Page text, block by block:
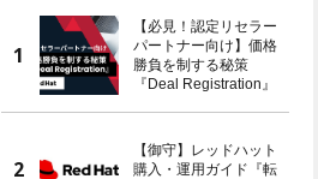
【必見！認定リセラー
パートナー向け】価格
勝負を制する秘策
『Deal Registration』
【御守】レッドハット
購入・運用ガイド『転